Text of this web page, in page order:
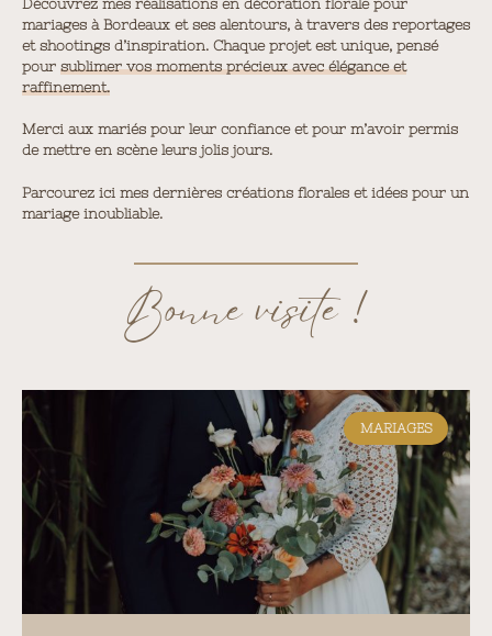
Découvrez mes réalisations en décoration florale pour
mariages à Bordeaux et ses alentours, à travers des reportages
et shootings d’inspiration. Chaque projet est unique, pensé
pour sublimer vos moments précieux avec élégance et
raffinement.
Merci aux mariés pour leur confiance et pour m’avoir permis
de mettre en scène leurs jolis jours.
Parcourez ici mes dernières créations florales et idées pour un
mariage inoubliable.
Bonne visite !
MARIAGES